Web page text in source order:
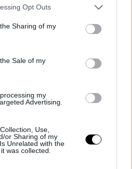
app uses one or more Google
usage behaviour. You may click to
and its third-party tags to
purposes in below Google
Opt Outs
Sharing of my
Sale of my
my
Advertising.
Use,
or Sharing of my
Unrelated with the
was collected.